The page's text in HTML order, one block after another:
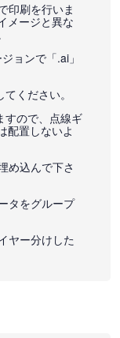
印刷を行いま
メージと異な
ョンで「.ai」
ください。
すので、点線ギ
配置しないよ
め込んで下さ
タをグループ
ヤー分けした